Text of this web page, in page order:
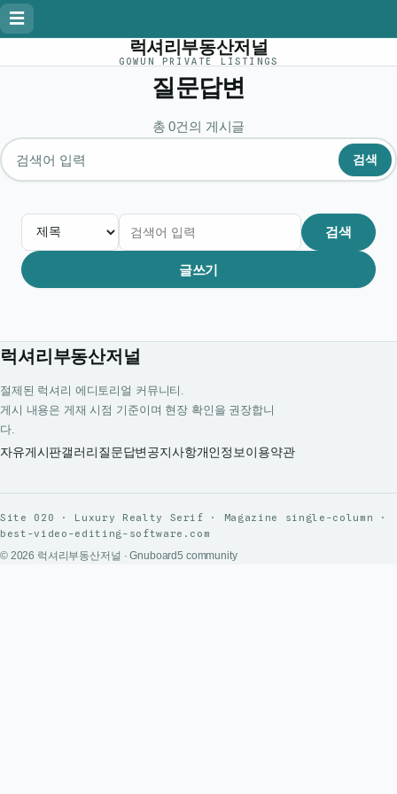
☰
럭셔리부동산저널
GOWUN PRIVATE LISTINGS
질문답변
총 0건의 게시글
게시글 검색
검색
검색
글쓰기
럭셔리부동산저널
절제된 럭셔리 에디토리얼 커뮤니티.
게시 내용은 게재 시점 기준이며 현장 확인을 권장합니
다.
자유게시판갤러리질문답변공지사항개인정보이용약관
Site 020 · Luxury Realty Serif · Magazine single-column ·
best-video-editing-software.com
© 2026 럭셔리부동산저널 · Gnuboard5 community